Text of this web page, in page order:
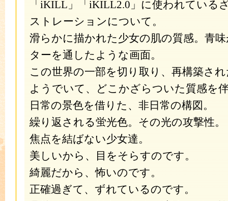
「iKILL」「iKILL2.0」に使われている
ストレーションについて。
滑らかに描かれた少女の肌の質感。青
ターを通したような画面。
この世界の一部を切り取り、再構築さ
ようでいて、どこかざらついた質感を
日常の景色を借りた、非日常の構図。
繰り返される蛍光色。その光の攻撃性。
焦点を結ばない少女達。
美しいから、目をそらすのです。
綺麗だから、怖いのです。
正確過ぎて、ずれているのです。